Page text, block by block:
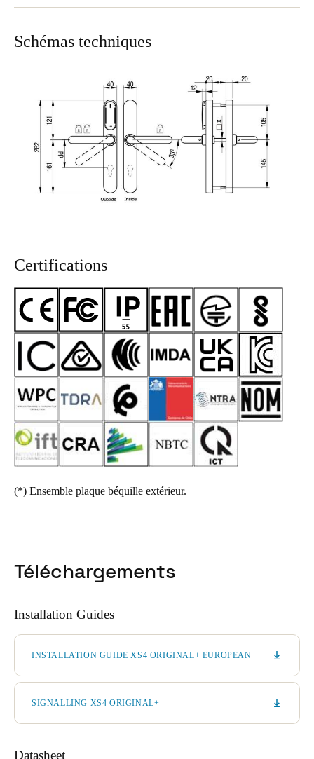
Schémas techniques
Certifications
(*) Ensemble plaque béquille extérieur.
Téléchargements
Installation Guides
INSTALLATION GUIDE XS4 ORIGINAL+ EUROPEAN
SIGNALLING XS4 ORIGINAL+
Datasheet